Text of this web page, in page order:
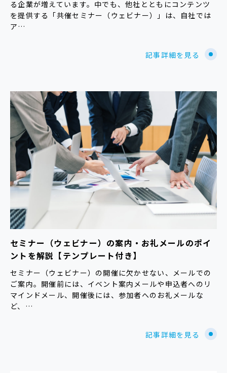
る企業が増えています。中でも、他社とともにコンテンツ
を提供する「共催セミナー（ウェビナー）」は、自社では
ア…
記事詳細を見る
セミナー（ウェビナー）の案内・お礼メールのポイ
ントを解説【テンプレート付き】
セミナー（ウェビナー）の開催に欠かせない、メールでの
ご案内。開催前には、イベント案内メールや申込者へのリ
マインドメール、開催後には、参加者へのお礼メールな
ど、…
記事詳細を見る